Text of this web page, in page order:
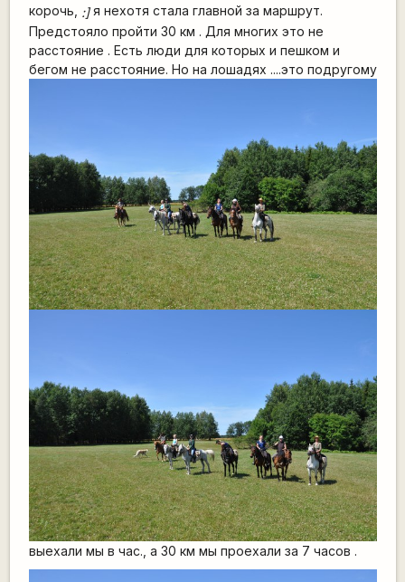
корочь, :]я нехотя стала главной за маршрут.
Предстояло пройти 30 км . Для многих это не
расстояние . Есть люди для которых и пешком и
бегом не расстояние. Но на лошадях ....это подругому
выехали мы в час., а 30 км мы проехали за 7 часов .